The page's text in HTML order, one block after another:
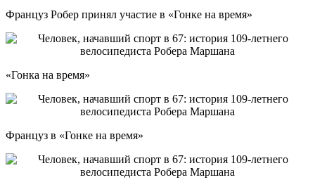
Француз Робер принял участие в «Гонке на время»
«Гонка на время»
Француз в «Гонке на время»